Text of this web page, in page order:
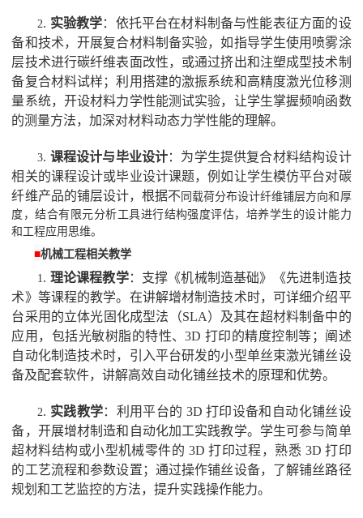
2. 实验教学：依托平台在材料制备与性能表征方面的设
备和技术，开展复合材料制备实验，如指导学生使用喷雾涂
层技术进行碳纤维表面改性，或通过挤出和注塑成型技术制
备复合材料试样；利用搭建的激振系统和高精度激光位移测
量系统，开设材料力学性能测试实验，让学生掌握频响函数
的测量方法，加深对材料动态力学性能的理解。
3. 课程设计与毕业设计：为学生提供复合材料结构设计
相关的课程设计或毕业设计课题，例如让学生模仿平台对碳
纤维产品的铺层设计，根据不 同载荷分布设计纤维铺层方向和厚
度，结合有限元分析工具进行结构强度评估，培养学生的设计能力
和工程应用思维。
■机械工程相关教学
1. 理论课程教学：支撑《机械制造基础》《先进制造技
术》等课程的教学。在讲解增材制造技术时，可详细介绍平
台采用的立体光固化成型法（SLA）及其在超材料制备中的
应用，包括光敏树脂的特性、3D 打印的精度控制等；阐述
自动化制造技术时，引入平台研发的小型单丝束激光铺丝设
备及配套软件，讲解高效自动化铺丝技术的原理和优势。
2. 实践教学：利用平台的 3D打印设备和自动化铺丝设
备，开展增材制造和自动化加工实践教学。学生可参与简单
超材料结构或小型机械零件的 3D打印过程，熟悉 3D打印
的工艺流程和参数设置；通过操作铺丝设备，了解铺丝路径
规划和工艺监控的方法，提升实践操作能力。